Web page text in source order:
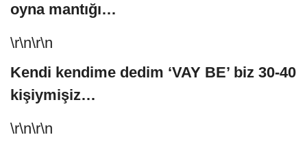
oyna mantığı…
\r\n\r\n
Kendi kendime dedim ‘VAY BE’ biz 30-40
kişiymişiz…
\r\n\r\n